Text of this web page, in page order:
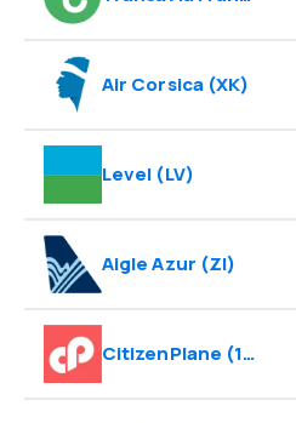
Air Corsica(XK)
Level (LV)
Aigle Azur (ZI)
CitizenPlane (1L )